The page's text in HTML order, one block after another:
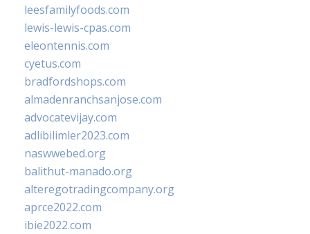
leesfamilyfoods.com
lewis-lewis-cpas.com
eleontennis.com
cyetus.com
bradfordshops.com
almadenranchsanjose.com
advocatevijay.com
adlibilimler2023.com
naswwebed.org
balithut-manado.org
alteregotradingcompany.org
aprce2022.com
ibie2022.com